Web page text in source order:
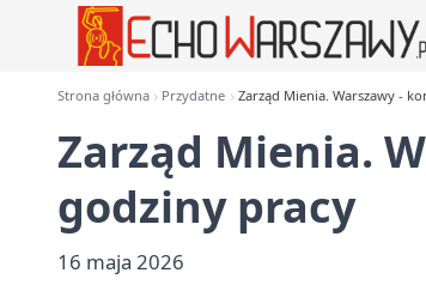
Strona główna Przydatne Zarząd Mienia. Warszawy -
Zarząd Mienia.
godziny pracy
16 maja 2026